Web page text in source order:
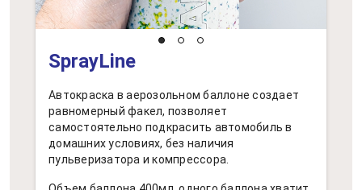
SprayLine
Автокраска в аерозольном баллоне создает
равномерный факел, позволяет
самостоятельно подкрасить автомобиль в
домашних условиях, без наличия
пульверизатора и компрессора.